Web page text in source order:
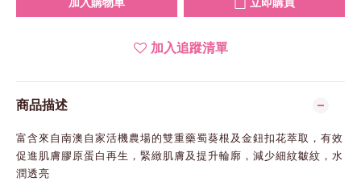
加入追蹤清單
商品描述
富含來自南澳自家活機農場的雙重藥蜀葵根及金鈕扣花萃取，有效
促進肌膚膠原蛋白再生，緊緻肌膚及提升輪廓，減少細紋皺紋，水
潤透亮